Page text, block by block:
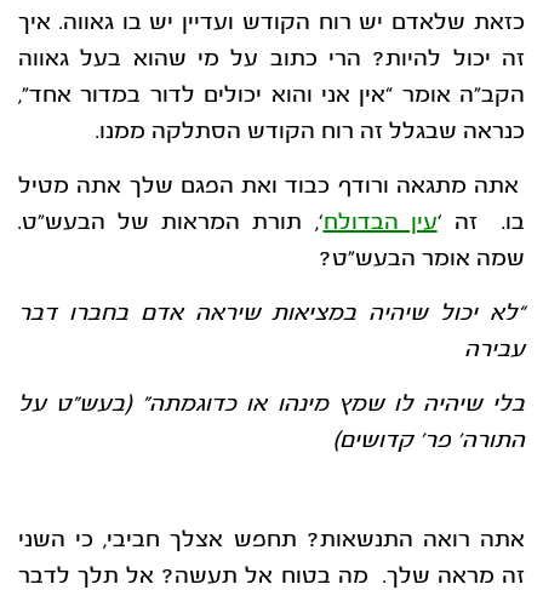
כזאת שלאדם יש רוח הקודש ועדיין יש בו גאווה. איך
זה יכול להיות? הרי כתוב על מי שהוא בעל גאווה
הקב”ה אומר “אין אני והוא יכולים לדור במדור אחד”,
כנראה שבגלל זה רוח הקודש הסתלקה ממנו.
אתה מתגאה ורודף כבוד ואת הפגם שלך אתה מטיל
בו. זה ‘עין הבדולח‘, תורת המראות של הבעש”ט.
שמה אומר הבעש”ט?
“לא יכול שיהיה במציאות שיראה אדם בחברו דבר
עבירה
בלי שיהיה לו שמץ מינהו או כדוגמתה” (בעש”ט על
התורה’ פר’ קדושים)
אתה רואה התנשאות? תחפש אצלך חביבי, כי השני
זה מראה שלך. מה בטוח אל תעשה? אל תלך לדבר